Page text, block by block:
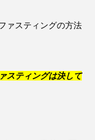
ァスティングの方法
スティングは決して